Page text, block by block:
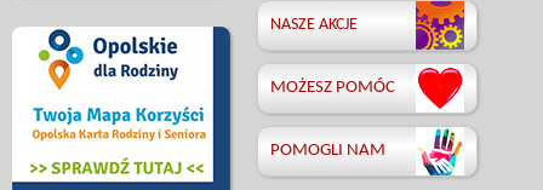
NASZE AKCJE
MOŻESZ POMÓC
POMOGLI NAM